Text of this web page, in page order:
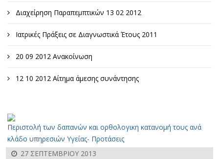
Διαχείρηση Παραπεμπτικών 13 02 2012
Ιατρικές Πράξεις σε Διαγνωστικά Έτους 2011
20 09 2012 Ανακοίνωση
12 10 2012 Αίτημα άμεσης συνάντησης
Περιστολή των δαπανών και ορθολογικη κατανομή τους ανά
κλάδο υπηρεσιών Υγείας- Προτάσεις
27 ΣΕΠΤΕΜΒΡΊΟΥ 2013